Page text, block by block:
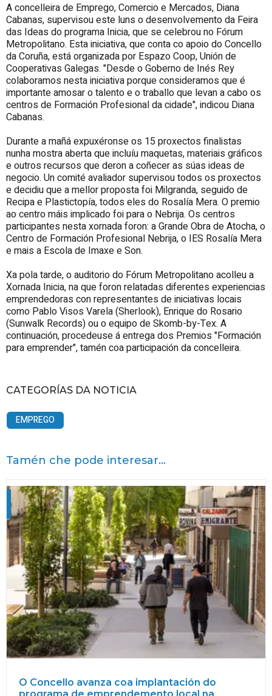
A concelleira de Emprego, Comercio e Mercados, Diana
Cabanas, supervisou este luns o desenvolvemento da Feira
das Ideas do programa Inicia, que se celebrou no Fórum
Metropolitano. Esta iniciativa, que conta co apoio do Concello
da Coruña, está organizada por Espazo Coop, Unión de
Cooperativas Galegas. "Desde o Goberno de Inés Rey
colaboramos nesta iniciativa porque consideramos que é
importante amosar o talento e o traballo que levan a cabo os
centros de Formación Profesional da cidade", indicou Diana
Cabanas.
Durante a mañá expuxéronse os 15 proxectos finalistas
nunha mostra aberta que incluíu maquetas, materiais gráficos
e outros recursos que deron a coñecer as súas ideas de
negocio. Un comité avaliador supervisou todos os proxectos
e decidiu que a mellor proposta foi Milgranda, seguido de
Recipa e Plastictopía, todos eles do Rosalía Mera. O premio
ao centro máis implicado foi para o Nebrija. Os centros
participantes nesta xornada foron: a Grande Obra de Atocha, o
Centro de Formación Profesional Nebrija, o IES Rosalía Mera
e mais a Escola de Imaxe e Son.
Xa pola tarde, o auditorio do Fórum Metropolitano acolleu a
Xornada Inicia, na que foron relatadas diferentes experiencias
emprendedoras con representantes de iniciativas locais
como Pablo Visos Varela (Sherlook), Enrique do Rosario
(Sunwalk Records) ou o equipo de Skomb-by-Tex. A
continuación, procedeuse á entrega dos Premios "Formación
para emprender", tamén coa participación da concelleira.
CATEGORÍAS DA NOTICIA
EMPREGO
Tamén che pode interesar...
O Concello avanza coa implantación do
programa de emprendemento local na